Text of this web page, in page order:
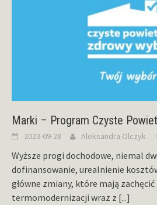
Marki – Program Czyste
2023-09-28 Aleksandra Olczyk
Wyższe progi dochodowe, niemal
dofinansowanie, urealnienie
główne zmiany, które mają
termomodernizacji wraz z [...]